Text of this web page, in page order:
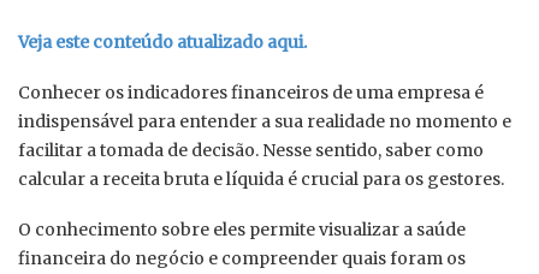
Veja este conteúdo atualizado aqui.
Conhecer os indicadores financeiros de uma empresa é
indispensável para entender a sua realidade no momento e
facilitar a tomada de decisão. Nesse sentido, saber como
calcular a receita bruta e líquida é crucial para os gestores.
O conhecimento sobre eles permite visualizar a saúde
financeira do negócio e compreender quais foram os